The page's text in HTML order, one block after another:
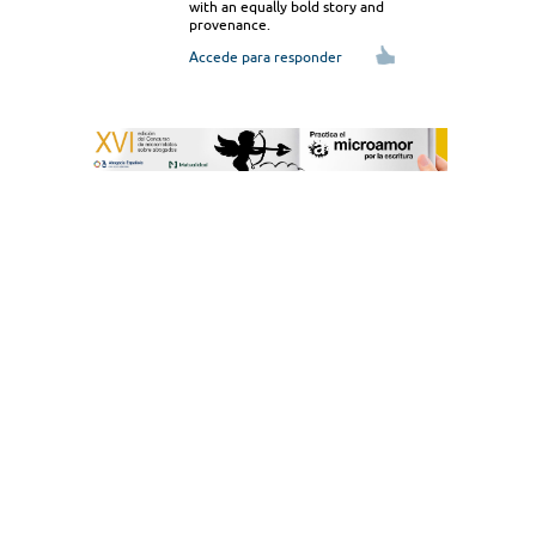
with an equally bold story and
provenance.
Accede para responder